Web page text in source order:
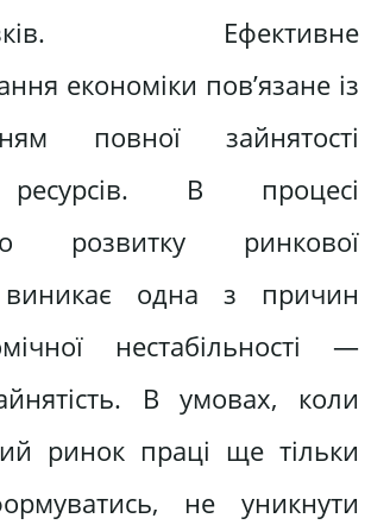
Ефективне
економіки пов’язане із
повної зайнятості
В процесі
розвитку ринкової
виникає одна з причин
нестабільності —
В умовах, коли
ринок праці ще тільки
не уникнути